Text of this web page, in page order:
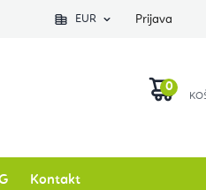
EUR Prijava
Kontakt